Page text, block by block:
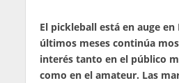
El pickleball está en auge en
últimos meses continúa
interés tanto en el público
como en el amateur. Las